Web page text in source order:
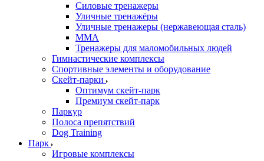
Силовые тренажеры
Уличные тренажёры
Уличные тренажеры (нержавеющая сталь)
ММА
Тренажеры для маломобильных людей
Гимнастические комплексы
Спортивные элементы и оборудование
Скейт-парки
Оптимум скейт-парк
Премиум скейт-парк
Паркур
Полоса препятствий
Dog Training
Парк
Игровые комплексы